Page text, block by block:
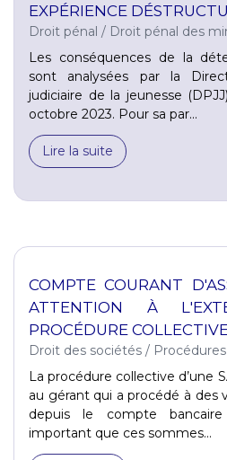
EXPÉRIENCE
Droit pénal / Droit pénal des
Les conséquences de la
sont analysées par la
judiciaire de la jeunesse
octobre 2023. Pour sa par...
Lire la suite
COMPTE COURANT
ATTENTION À
PROCÉDURE
Droit des sociétés /
La procédure collective d’une
au gérant qui a procédé à des
depuis le compte
important que ces sommes...